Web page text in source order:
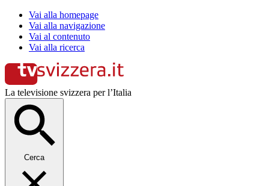
Vai alla homepage
Vai alla navigazione
Vai al contenuto
Vai alla ricerca
La televisione svizzera per l’Italia
Cerca